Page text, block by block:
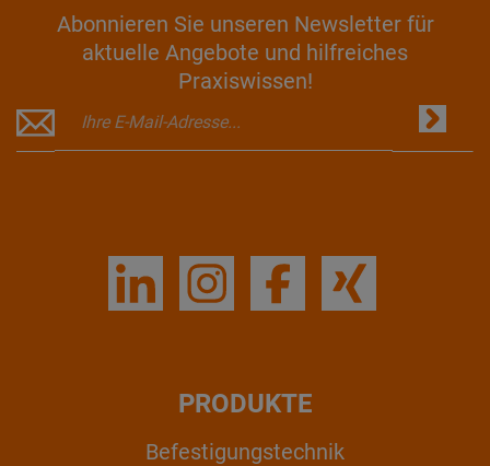
Abonnieren Sie unseren Newsletter für
aktuelle Angebote und hilfreiches
Praxiswissen!
PRODUKTE
Befestigungstechnik